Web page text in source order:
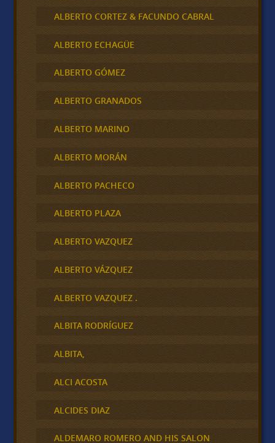
ALBERTO CORTEZ & FACUNDO CABRAL
ALBERTO ECHAGÜE
ALBERTO GÓMEZ
ALBERTO GRANADOS
ALBERTO MARINO
ALBERTO MORÁN
ALBERTO PACHECO
ALBERTO PLAZA
ALBERTO VAZQUEZ
ALBERTO VÁZQUEZ
ALBERTO VAZQUEZ .
ALBITA RODRÍGUEZ
ALBITA,
ALCI ACOSTA
ALCIDES DIAZ
ALDEMARO ROMERO AND HIS SALON